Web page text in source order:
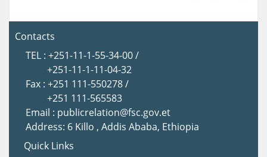
Contacts
TEL : +251-11-1-55-34-00 /
+251-11-1-11-04-32
Fax : +251 111-550278 /
+251 111-565583
Email : publicrelation@fsc.gov.et
Address: 6 Killo , Addis Ababa, Ethiopia
Quick Links